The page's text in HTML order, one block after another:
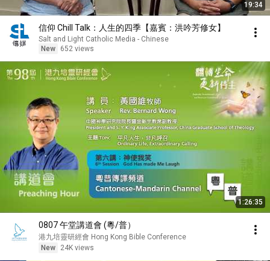
19:34
信仰 Chill Talk：人生的四季【嘉賓：洪吟芳修女】
Salt and Light Catholic Media - Chinese
New
652 views
1:26:35
0807 午堂講道會 (粵/普）
港九培靈研經會 Hong Kong Bible Conference
New
24K views